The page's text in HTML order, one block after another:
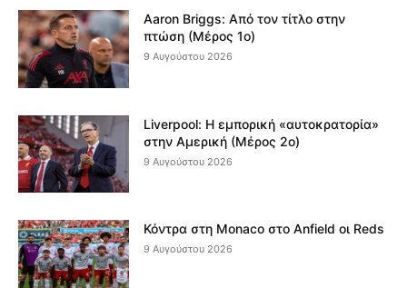
Aaron Briggs: Από τον τίτλο στην
πτώση (Μέρος 1ο)
9 Αυγούστου 2026
Liverpool: Η εμπορική «αυτοκρατορία»
στην Αμερική (Μέρος 2ο)
9 Αυγούστου 2026
Κόντρα στη Monaco στο Anfield οι Reds
9 Αυγούστου 2026